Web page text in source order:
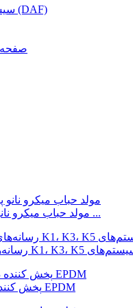
سیستم شناورسازی با هوای محلول (DAF)
صفحه
مولد حباب میکرو نانو پیشرفته برای تصفیه آب ...
پخش کننده دیسک حباب ریز غشایی EPDM